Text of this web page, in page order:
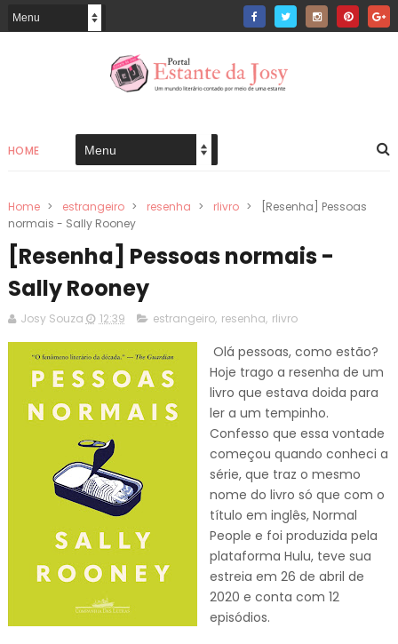
HOME
Home > estrangeiro > resenha > rlivro >
[Resenha] Pessoas
normais - Sally Rooney
[Resenha] Pessoas normais -
Sally Rooney
Josy Souza 12:39 estrangeiro, resenha, rlivro
Olá pessoas, como estão?
Hoje trago a resenha de um
livro que estava doida para
ler a um tempinho.
Confesso que essa vontade
começou quando conheci a
série, que traz o mesmo
nome do livro só que com o
título em inglês, Normal
People e foi produzida pela
plataforma Hulu, teve sua
estreia em 26 de abril de
2020 e conta com 12
episódios.